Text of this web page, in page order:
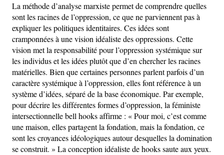
La méthode d’analyse marxiste permet de comprendre quelles
sont les racines de l’oppression, ce que ne parviennent pas à
expliquer les politiques identitaires. Ces idées sont
cramponnées à une vision idéaliste des oppressions. Cette
vision met la responsabilité pour l’oppression systémique sur
les individus et les idées plutôt que d’en chercher les racines
matérielles. Bien que certaines personnes parlent parfois d’un
caractère systémique à l’oppression, elles font référence à un
système d’idées, séparé de la base économique. Par exemple,
pour décrire les différentes formes d’oppression, la féministe
intersectionnelle bell hooks affirme : « Pour moi, c’est comme
une maison, elles partagent la fondation, mais la fondation, ce
sont les croyances idéologiques autour desquelles la domination
se construit. » La conception idéaliste de hooks saute aux yeux.